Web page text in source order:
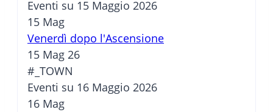
Eventi su 15 Maggio 2026
15 Mag
Venerdì dopo l'Ascensione
15 Mag 26
#_TOWN
Eventi su 16 Maggio 2026
16 Mag